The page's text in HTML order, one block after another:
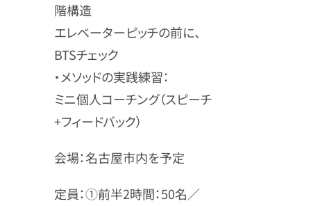
階構造
エレベーターピッチの前に、
BTSチェック
・メソッドの実践練習：
ミニ個人コーチング（スピーチ
+フィードバック）
会場：名古屋市内を予定
定員：①前半2時間：50名／